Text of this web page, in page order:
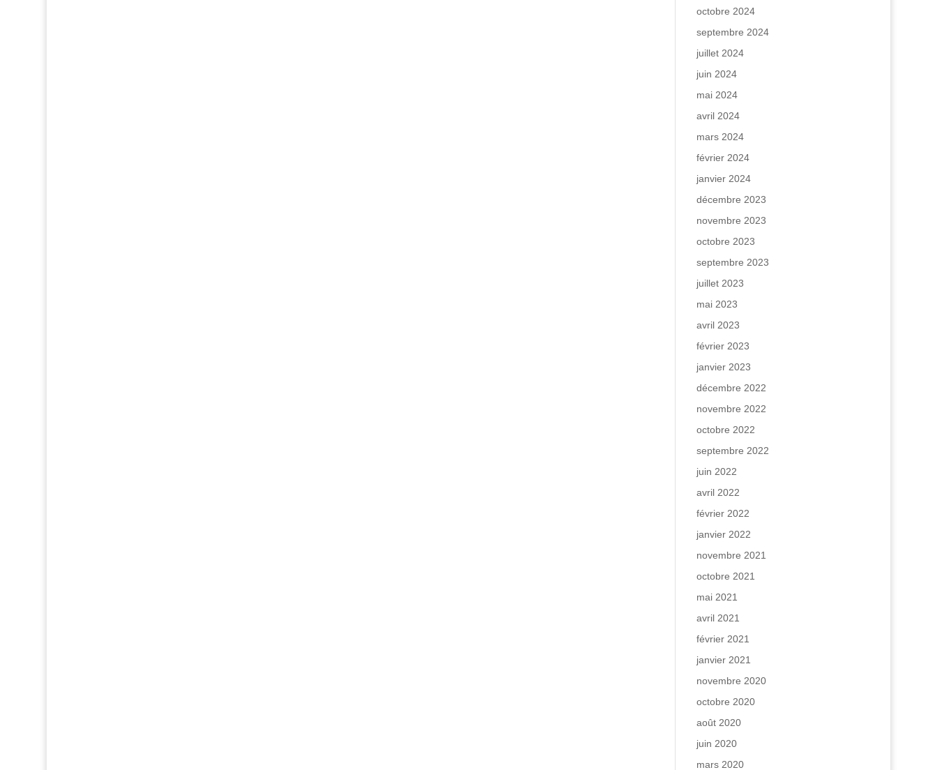
octobre 2024
septembre 2024
juillet 2024
juin 2024
mai 2024
avril 2024
mars 2024
février 2024
janvier 2024
décembre 2023
novembre 2023
octobre 2023
septembre 2023
juillet 2023
mai 2023
avril 2023
février 2023
janvier 2023
décembre 2022
novembre 2022
octobre 2022
septembre 2022
juin 2022
avril 2022
février 2022
janvier 2022
novembre 2021
octobre 2021
mai 2021
avril 2021
février 2021
janvier 2021
novembre 2020
octobre 2020
août 2020
juin 2020
mars 2020